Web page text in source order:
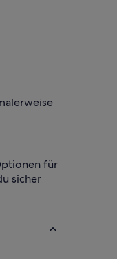
für
sicher